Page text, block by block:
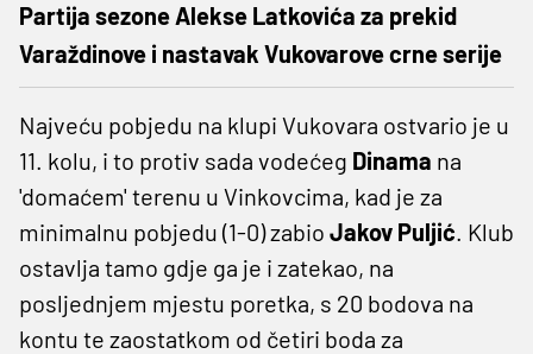
Partija sezone Alekse Latkovića za prekid
Varaždinove i nastavak Vukovarove crne serije
Najveću pobjedu na klupi Vukovara ostvario je u
11. kolu, i to protiv sada vodećeg Dinama na
'domaćem' terenu u Vinkovcima, kad je za
minimalnu pobjedu (1-0) zabio Jakov Puljić. Klub
ostavlja tamo gdje ga je i zatekao, na
posljednjem mjestu poretka, s 20 bodova na
kontu te zaostatkom od četiri boda za